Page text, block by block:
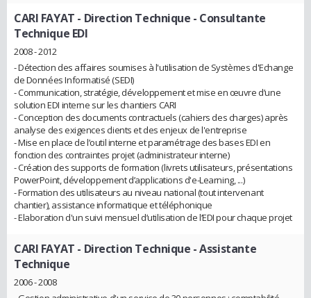
CARI FAYAT - Direction Technique - Consultante
Technique EDI
2008 - 2012
- Détection des affaires soumises à l'utilisation de Systèmes d'Echange
de Données Informatisé (SEDI)
- Communication, stratégie, développement et mise en œuvre d’une
solution EDI interne sur les chantiers CARI
- Conception des documents contractuels (cahiers des charges) après
analyse des exigences clients et des enjeux de l'entreprise
- Mise en place de l’outil interne et paramétrage des bases EDI en
fonction des contraintes projet (administrateur interne)
- Création des supports de formation (livrets utilisateurs, présentations
PowerPoint, développement d’applications d'e-Learning, ...)
- Formation des utilisateurs au niveau national (tout intervenant
chantier), assistance informatique et téléphonique
- Elaboration d'un suivi mensuel d’utilisation de l’EDI pour chaque projet
CARI FAYAT - Direction Technique - Assistante
Technique
2006 - 2008